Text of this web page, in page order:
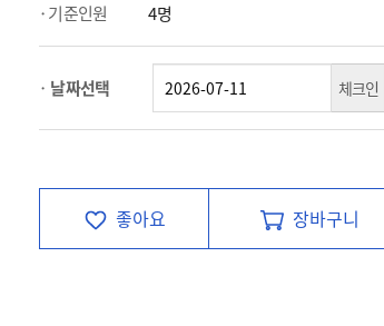
기준인원
4명
날짜선택 체크인
좋아요 장바구니